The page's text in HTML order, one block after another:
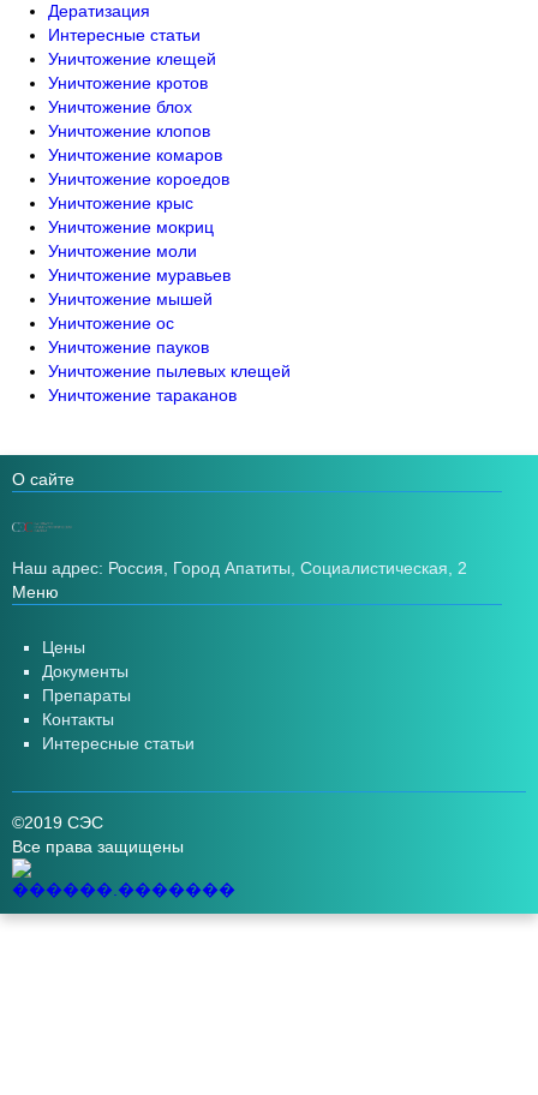
Дератизация
Интересные статьи
Уничтожение клещей
Уничтожение кротов
Уничтожение блох
Уничтожение клопов
Уничтожение комаров
Уничтожение короедов
Уничтожение крыс
Уничтожение мокриц
Уничтожение моли
Уничтожение муравьев
Уничтожение мышей
Уничтожение ос
Уничтожение пауков
Уничтожение пылевых клещей
Уничтожение тараканов
О сайте
Наш адрес: Россия, Город Апатиты, Социалистическая, 2
Меню
Цены
Документы
Препараты
Контакты
Интересные статьи
©2019 СЭС
Все права защищены